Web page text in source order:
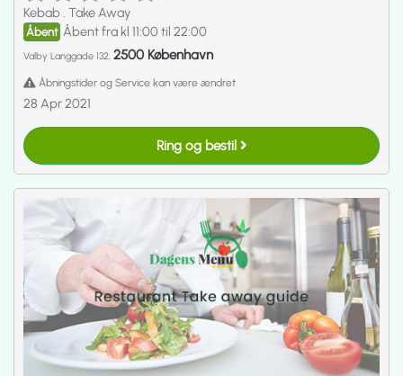
Kebab. Take Away
Åbent Åbent fra kl 11:00 til 22:00
Valby Langgade 132, 2500 København
Åbningstider og Service kan være ændret
28 Apr 2021
Ring og bestil